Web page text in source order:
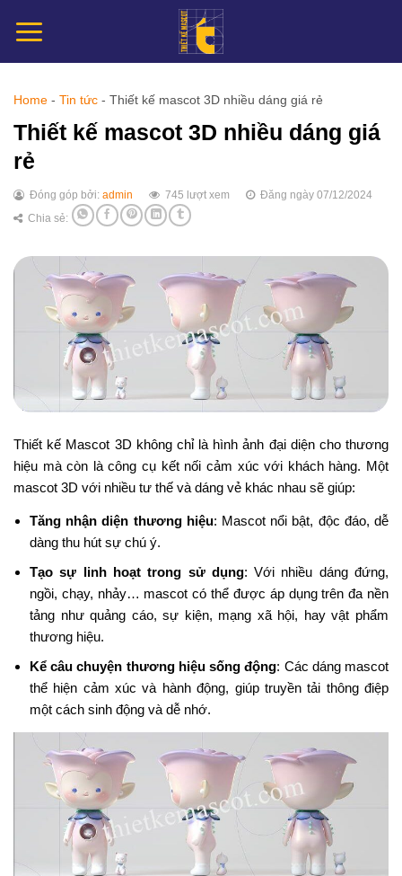
đến
Home - Tin tức - Thiết kế mascot 3D nhiều dáng giá rẻ
Thiết kế mascot 3D nhiều dáng giá
rẻ
Đóng góp bởi: admin 745 lượt xem
Đăng ngày 07/12/2024
Chia sẻ:
Thiết kế Mascot 3D không chỉ là hình ảnh đại diện cho thương
hiệu mà còn là công cụ kết nối cảm xúc với khách hàng. Một
mascot 3D với nhiều tư thế và dáng vẻ khác nhau sẽ giúp:
Tăng nhận diện thương hiệu: Mascot nổi bật, độc đáo, dễ
dàng thu hút sự chú ý.
Tạo sự linh hoạt trong sử dụng: Với nhiều dáng đứng,
ngồi, chạy, nhảy… mascot có thể được áp dụng trên đa nền
tảng như quảng cáo, sự kiện, mạng xã hội, hay vật phẩm
thương hiệu.
Kể câu chuyện thương hiệu sống động: Các dáng mascot
thể hiện cảm xúc và hành động, giúp truyền tải thông điệp
một cách sinh động và dễ nhớ.